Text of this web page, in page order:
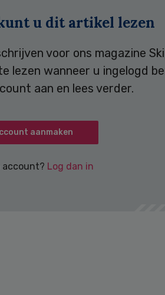
u dit artikel lezen
voor ons magazine
lezen wanneer u ingelogd
aan en lees verder.
aanmaken
account? Log dan in